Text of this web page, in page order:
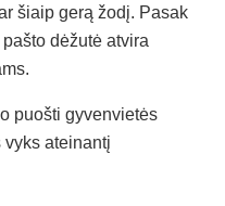
šiaip gerą žodį. Pasak
dėžutė atvira
puošti gyvenvietės
ateinantį